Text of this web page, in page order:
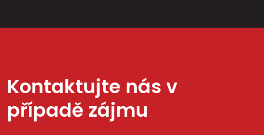
Kontaktujte nás v
případě zájmu